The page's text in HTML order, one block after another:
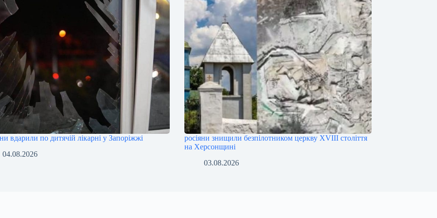
вдарили по дитячій лікарні у Запоріжжі
04.08.2026
росіяни знищили безпілотником церкву XVIII століття
на Херсонщині
03.08.2026